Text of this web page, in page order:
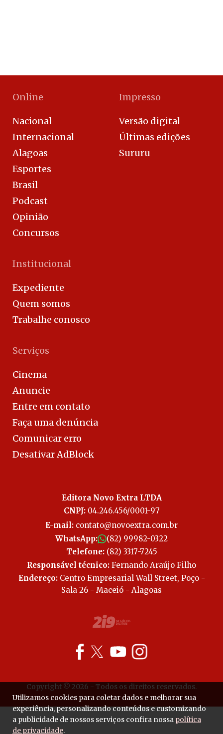
Online
Nacional
Internacional
Alagoas
Esportes
Brasil
Podcast
Opinião
Concursos
Impresso
Versão digital
Últimas edições
Sururu
Institucional
Expediente
Quem somos
Trabalhe conosco
Serviços
Cinema
Anuncie
Entre em contato
Faça uma denúncia
Comunicar erro
Desativar AdBlock
Editora Novo Extra LTDA
CNPJ:04.246.456/0001-97
E-mail: contato@novoextra.com.br
WhatsApp:
(82) 99982-0322
Telefone:(82) 3317-7245
Responsável técnico: Fernando Araújo Filho
Endereço:Centro Empresarial Wall Street, Poço -
Sala 26 - Maceió - Alagoas
Copyright © 2026 - Todos os direitos reservados.
Utilizamos cookies para coletar dados e melhorar sua
experiência, personalizando conteúdos e customizando
a publicidade de nossos serviços confira nossa política
de privacidade.